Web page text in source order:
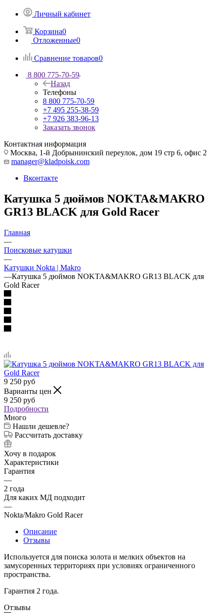
Личный кабинет
Корзина0
Отложенные0
Сравнение товаров0
8 800 775-70-59
Назад
Телефоны
8 800 775-70-59
+7 495 255-38-59
+7 926 383-96-13
Заказать звонок
Контактная информация
Москва, 1-й Добрынинский переулок, дом 19 стр 6, офис 2
manager@kladpoisk.com
Вконтакте
Катушка 5 дюймов NOKTA&MAKRO
GR13 BLACK для Gold Racer
Главная
—
Поисковые катушки
—
Катушки Nokta | Makro
—Катушка 5 дюймов NOKTA&MAKRO GR13 BLACK для
Gold Racer
9 250 руб
Варианты цен
9 250 руб
Подробности
Много
Нашли дешевле?
Рассчитать доставку
Хочу в подарок
Характеристики
Гарантия
—
2 года
Для каких МД подходит
—
Nokta/Makro Gold Racer
Описание
Отзывы
Используется для поиска золота и мелких объектов на
замусоренных территориях при условиях ограниченного
пространства.
Гарантия 2 года.
Отзывы